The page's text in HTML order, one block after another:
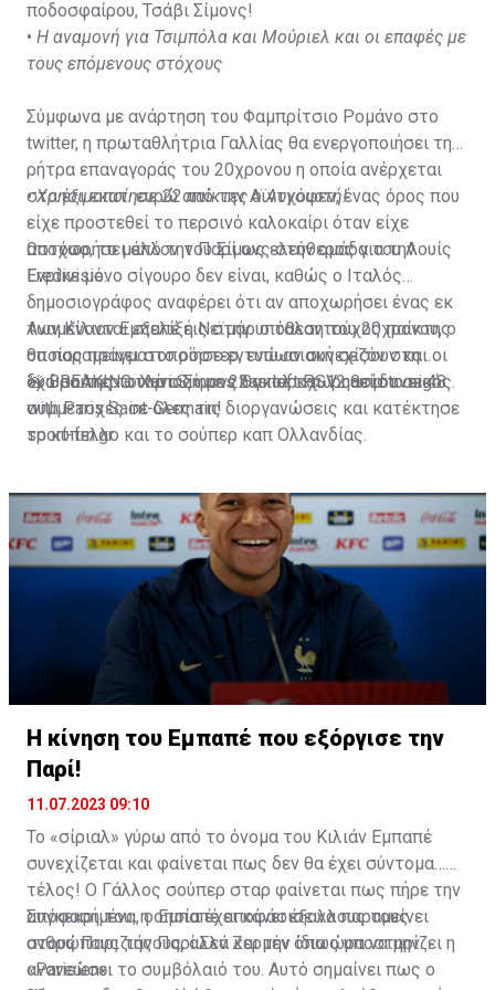
ποδοσφαίρου, Τσάβι Σίμονς!
• Η αναμονή για Τσιμπόλα και Μούριελ και οι επαφές με
τους επόμενους στόχους
Σύμφωνα με ανάρτηση του Φαμπρίτσιο Ρομάνο στο
twitter, η πρωταθλήτρια Γαλλίας θα ενεργοποιήσει τη
ρήτρα επαναγοράς του 20χρονου η οποία ανέρχεται
στα έξι εκατ. ευρώ από την Αϊντχόφεν, ένας όρος που
είχε προστεθεί το περσινό καλοκαίρι όταν είχε
αποχωρήσει από την Παρί ως ελεύθερος για την
Eredivisie.
•Χρησιμοποίησε 22 παίκτες ο Αυγουστή!
Ωστόσο, το μέλλον του Σίμονς στην ομάδα του Λουίς
Ενρίκε μόνο σίγουρο δεν είναι, καθώς ο Ιταλός
δημοσιογράφος αναφέρει ότι αν αποχωρήσει ένας εκ
των Κίλιαν Εμπαπέ ή Νεϊμάρ o ταλαντούχος παίκτης
θα παραμείνει στο ρόστερ, ενώ αν συνεχίσουν και οι
δυο σούπερ σταρ ο Σίμονς θα παραχωρηθεί δανεικός.
Αναμένονται εξελίξεις στην υπόθεση του 20χρονου, ο
οποίος πραγματοποίησε εντυπωσιακή σεζόν στη
«χώρα της τουλίπας» με 22 γκολ και 12 ασίστ σε 48
συμμετοχές σε όλες τις διοργανώσεις και κατέκτησε
το κύπελλο και το σούπερ καπ Ολλανδίας.
🚨 BREAKING: Xavi Simons has left PSV camp to sign
with Paris Saint-Germain!
Understand there are 2 ways now ⤵️
◉ If Mbappé or Neymar leave, Xavi will stay at PSG.
◉ If both stay, Xavi will join another club on LOAN.
pic.twitter.com/W8aQNg3PpY
— Fabrizio Romano (@FabrizioRomano)
sport-fm.gr
Η κίνηση του Εμπαπέ που εξόργισε την
Παρί!
11.07.2023 09:10
Το «σίριαλ» γύρω από το όνομα του Κιλιάν Εμπαπέ
συνεχίζεται και φαίνεται πως δεν θα έχει σύντομα…
τέλος! Ο Γάλλος σούπερ σταρ φαίνεται πως πήρε την
απόφασή του, η οποία έχει κάνει έξαλλους τους
ανθρώπους της Παρί Σεν Ζερμέν όπως υποστηρίζει η
«Parisien».
Συγκεκριμένα, ο Εμπαπέ αποφάσισε να παραμείνει
στους Παριζιάνους, αλλά και την ίδια ώρα να μην
ανανεώσει το συμβόλαιό του. Αυτό σημαίνει πως ο